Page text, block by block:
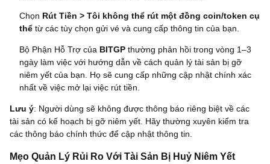
Chọn Rút Tiền > Tôi không thể rút một đồng coin/token cụ
thể từ các tùy chọn gửi vé và cung cấp thông tin của bạn.
Bộ Phận Hỗ Trợ của BITGP thường phản hồi trong vòng 1–3
ngày làm việc với hướng dẫn về cách quản lý tài sản bị gỡ
niêm yết của bạn. Họ sẽ cung cấp những cập nhật chính xác
nhất về việc mở lại việc rút tiền.
Lưu ý: Người dùng sẽ không được thông báo riêng biệt về các
tài sản có kế hoạch bị gỡ niêm yết. Hãy thường xuyên kiểm tra
các thông báo chính thức để cập nhật thông tin.
Mẹo Quản Lý Rủi Ro Với Tài Sản Bị Huỷ Niêm Yết